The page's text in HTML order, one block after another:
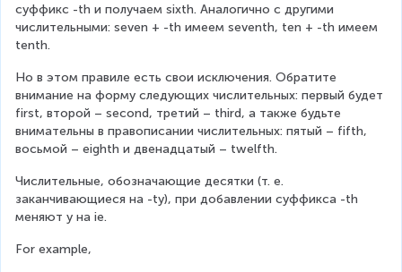
суффикс -th и получаем sixth. Аналогично с другими
числительными: seven + -th имеем seventh, ten + -th имеем
tenth.
Но в этом правиле есть свои исключения. Обратите
внимание на форму следующих числительных: первый будет
first, второй – second, третий – third, а также будьте
внимательны в правописании числительных: пятый – fifth,
восьмой – eighth и двенадцатый – twelfth.
Числительные, обозначающие десятки (т. е.
заканчивающиеся на -ty), при добавлении суффикса -th
меняют y на ie.
For example,